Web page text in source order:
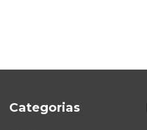
Categorias